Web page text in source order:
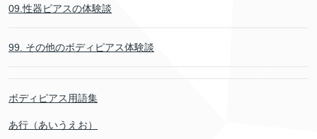
09.性器ピアスの体験談
99. その他のボディピアス体験談
ボディピアス用語集
あ行（あいうえお）